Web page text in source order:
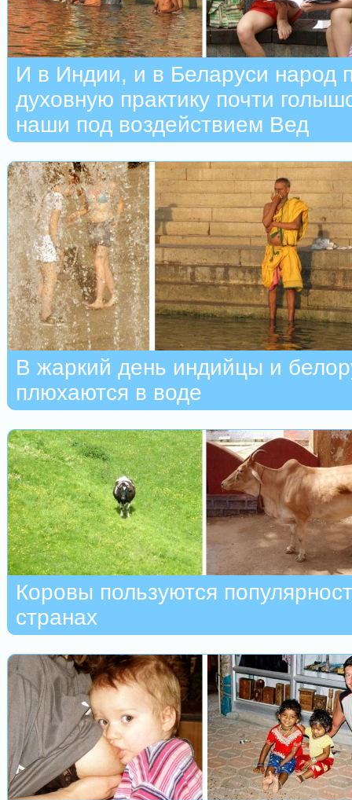
И в Индии, и в Беларуси народ
духовную практику почти
наши под воздействием Вед
В жаркий день индийцы и
плюхаются в воде
Коровы пользуются
странах